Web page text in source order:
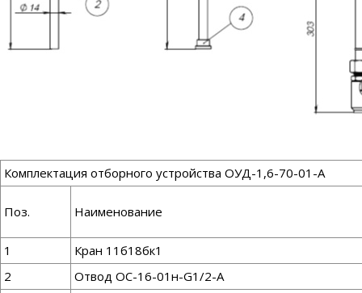
Комплектация отборного устройства ОУД-1,6-70-01-А
Поз. Наименование
1
Кран 11б18бк1
2
Отвод ОС-16-01н-G1/2-А